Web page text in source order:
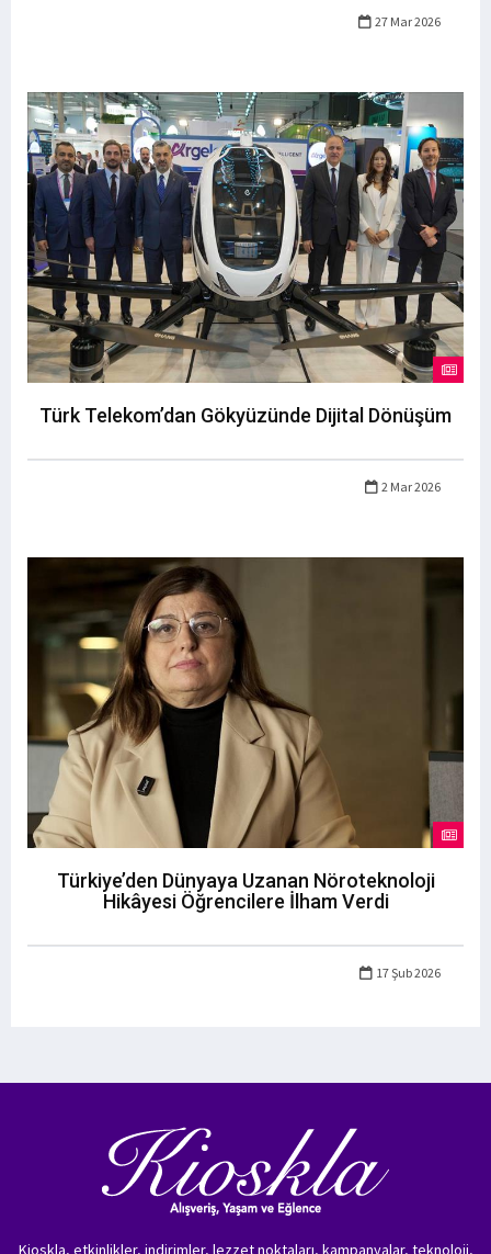
27 Mar 2026
Türk Telekom’dan Gökyüzünde Dijital Dönüşüm
2 Mar 2026
Türkiye’den Dünyaya Uzanan Nöroteknoloji
Hikâyesi Öğrencilere İlham Verdi
17 Şub 2026
Kioskla, etkinlikler, indirimler, lezzet noktaları, kampanyalar, teknoloji,